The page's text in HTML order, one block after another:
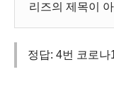
리즈의 제목이
정답: 4번 코로